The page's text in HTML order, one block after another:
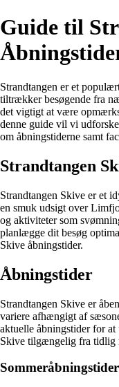
Guide til
Strandtangen er et
tiltrækker besøgende fra
det vigtigt at være
denne guide vil vi
om åbningstiderne samt
Strandtangen
Strandtangen Skive er et
en smuk udsigt over
og aktiviteter som
planlægge dit besøg
Skive åbningstider.
Åbningstider
Strandtangen Skive er
variere afhængigt af
aktuelle åbningstider for
Skive tilgængelig fra tidlig
Sommeråbningstider